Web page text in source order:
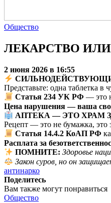
Общество
ЛЕКАРСТВО ИЛИ
2 июня 2026 в 16:55
Представьте: одна таблетка
Статья 234 УК РФ — это
Цена нарушения — ваша
АПТЕКА — ЭТО ХРАМ
Рецепт — это не бумажка, это
Статья 14.4.2 КоАП РФ
Расплата за
ПОМНИТЕ: Здоровье
Закон суров, но он
антинарко
Поделитесь
Вам также могут понравиться
Общество